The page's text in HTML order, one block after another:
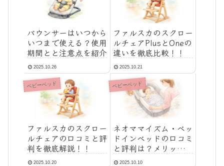
バウンサーはいつから
いつまで使える？使用
期間とと注意点を紹介
2025.10.26
ファルスカのスクロー
ルチェアPlusとOneの
違いを徹底比較！！
2025.10.21
ベビーベッド
ファルスカのスクロー
ルチェアの口コミと評
判を徹底解説！！
2025.10.20
ベビーベッド
ネオママイズム・ベッ
ドインベッドの口コミ
と評判は？メリット・
デメリットを解説
2025.10.10